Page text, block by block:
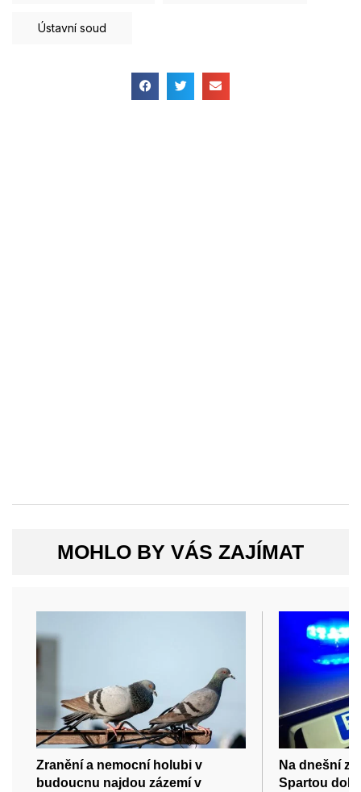
Ústavní soud
MOHLO BY VÁS ZAJÍMAT
Zranění a nemocní holubi v
budoucnu najdou zázemí v
Na dnešní
Spartou